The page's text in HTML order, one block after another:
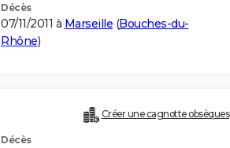
Décès
07/11/2011 à Marseille (Bouches-du-
Rhône)
Créer une cagnotte obsèques
Décès